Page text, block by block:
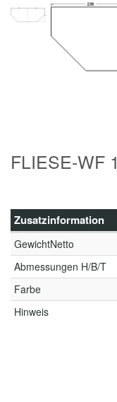
FLIESE-WF
Zusatzinformation
GewichtNetto
Abmessungen H/B/T
Farbe
Hinweis